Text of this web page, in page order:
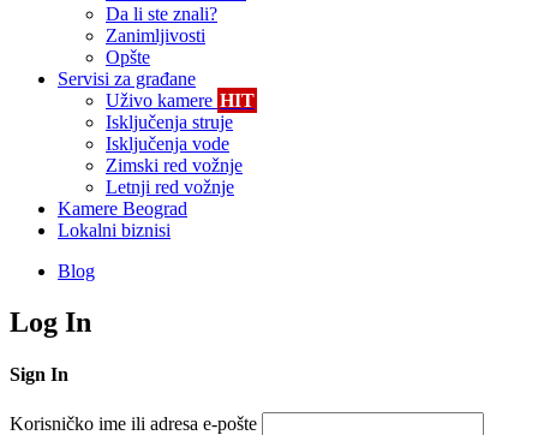
Da li ste znali?
Zanimljivosti
Opšte
Servisi za građane
Uživo kamere HIT
Isključenja struje
Isključenja vode
Zimski red vožnje
Letnji red vožnje
Kamere Beograd
Lokalni biznisi
Blog
Log In
Sign In
Korisničko ime ili adresa e-pošte